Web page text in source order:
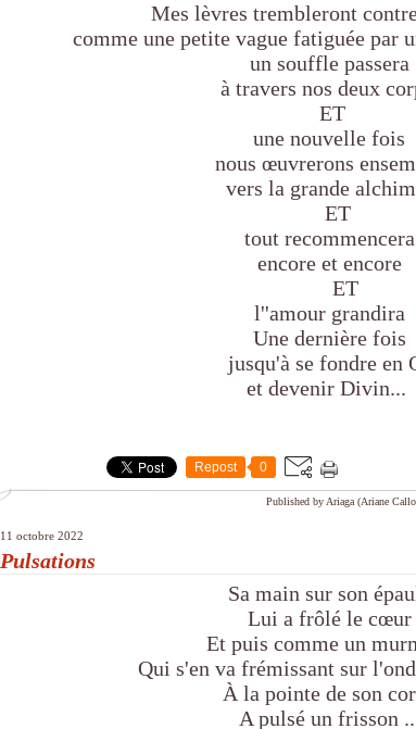
Mes lèvres trembleront
comme une petite vague fatiguée par
un souffle passera
à travers nos deux
ET
une nouvelle fois
nous œuvrerons
vers la grande
ET
tout recommencera
encore et encore
ET
l''amour grandira
Une dernière fois
jusqu'à se fondre en
et devenir Divin...
Repost 0
Published by Ariaga (Ariane
11 octobre 2022
Pulsations
Sa main sur son
Lui a frôlé le cœur
Et puis comme un
Qui s'en va frémissant sur
À la pointe de son
A pulsé un frisson